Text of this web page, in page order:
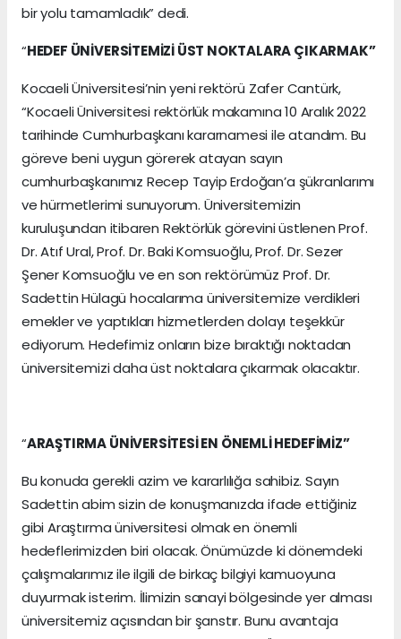
bir yolu tamamladık” dedi.
“HEDEF ÜNİVERSİTEMİZİ ÜST NOKTALARA ÇIKARMAK”
Kocaeli Üniversitesi’nin yeni rektörü Zafer Cantürk,
“Kocaeli Üniversitesi rektörlük makamına 10 Aralık 2022
tarihinde Cumhurbaşkanı kararnamesi ile atandım. Bu
göreve beni uygun görerek atayan sayın
cumhurbaşkanımız Recep Tayip Erdoğan’a şükranlarımı
ve hürmetlerimi sunuyorum. Üniversitemizin
kuruluşundan itibaren Rektörlük görevini üstlenen Prof.
Dr. Atıf Ural, Prof. Dr. Baki Komsuoğlu, Prof. Dr. Sezer
Şener Komsuoğlu ve en son rektörümüz Prof. Dr.
Sadettin Hülagü hocalarıma üniversitemize verdikleri
emekler ve yaptıkları hizmetlerden dolayı teşekkür
ediyorum. Hedefimiz onların bize bıraktığı noktadan
üniversitemizi daha üst noktalara çıkarmak olacaktır.
“ARAŞTIRMA ÜNİVERSİTESİ EN ÖNEMLİ HEDEFİMİZ”
Bu konuda gerekli azim ve kararlılığa sahibiz. Sayın
Sadettin abim sizin de konuşmanızda ifade ettiğiniz
gibi Araştırma üniversitesi olmak en önemli
hedeflerimizden biri olacak. Önümüzde ki dönemdeki
çalışmalarımız ile ilgili de birkaç bilgiyi kamuoyuna
duyurmak isterim. İlimizin sanayi bölgesinde yer alması
üniversitemiz açısından bir şanstır. Bunu avantaja